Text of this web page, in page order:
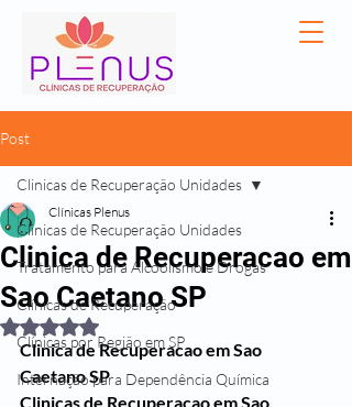
Post
Clinicas de Recuperação Unidades
Tratamento para Alcoolismo e Drogas
Clínicas de Recuperação
Clínicas por Região em SP
Internação para Dependência Química
Clinicas de Recuperação Unidades
Clinica de Recuperacao em
Sao Caetano SP
Clínicas Plenus
Avaliado com NaN de 5 estrelas.
Clinica de Recuperacao em Sao
Caetano SP
Clinicas de Recuperacao em Sao